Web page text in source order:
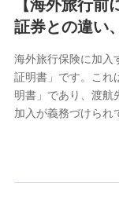
【海外旅行
証券との違い
海外旅行保険に加入
証明書」です。これ
明書」であり、渡航
加入が義務づけられ